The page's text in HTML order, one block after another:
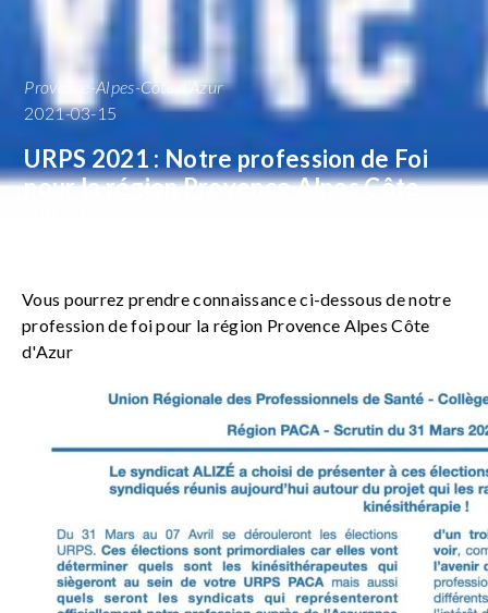
Provence-Alpes-Côte d’Azur
2021-03-15
URPS 2021 : Notre profession de Foi
pour la région Provence Alpes Côte
Vous pourrez prendre connaissance ci-dessous de notre
profession de foi pour la région Provence Alpes Côte
d'Azur